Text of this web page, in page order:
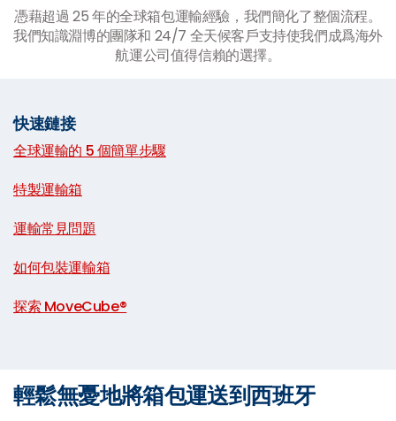
憑藉超過 25 年的全球箱包運輸經驗，我們簡化了整個流程。
我們知識淵博的團隊和 24/7 全天候客戶支持使我們成爲海外
航運公司值得信賴的選擇。
快速鏈接
全球運輸的 5 個簡單步驟
特製運輸箱
運輸常見問題
如何包裝運輸箱
探索 MoveCube®
輕鬆無憂地將箱包運送到西班牙